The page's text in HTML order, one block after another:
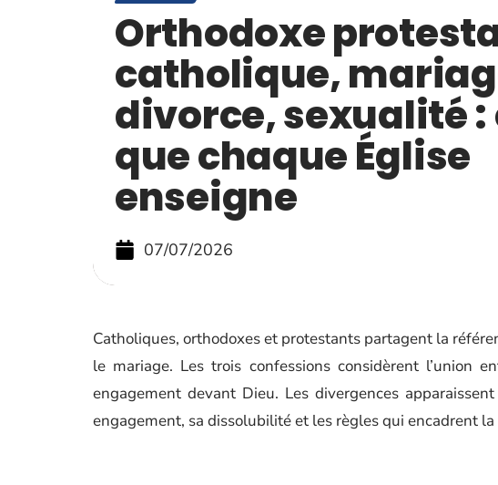
Orthodoxe
catholique,
divorce, sexualité :
que chaque Église
enseigne
07/07/2026
Catholiques, orthodoxes et protestants partagent la
le mariage. Les trois confessions considèrent l’union
engagement devant Dieu. Les divergences
engagement, sa dissolubilité et les règles qui encadrent